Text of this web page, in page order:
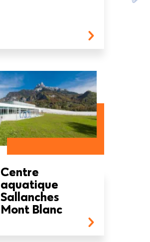
Centre
aquatique
Sallanches
Mont Blanc